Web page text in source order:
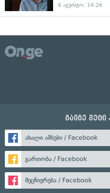
6 აგვისტო, 14:26
გაიგე
ახალი ამბები / Facebook
გართობა / Facebook
მეცნიერება / Facebook